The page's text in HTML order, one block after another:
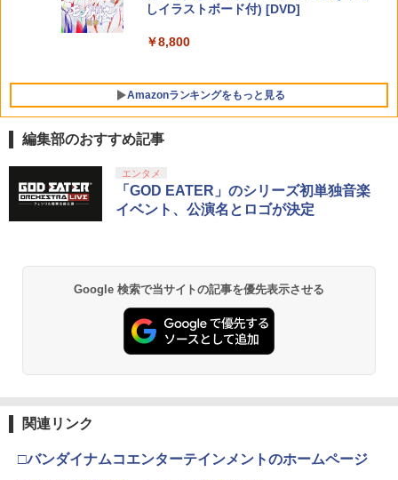
しイラストボード付) [DVD]
￥8,800
Amazonランキングをもっと見る
編集部のおすすめ記事
エンタメ
「GOD EATER」のシリーズ初単独音楽
イベント、公演名とロゴが決定
Google 検索で当サイトの記事を優先表示させる
関連リンク
□バンダイナムコエンターテインメントのホームページ